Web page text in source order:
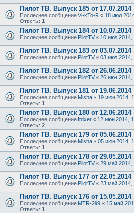
Пилот ТВ. Выпуск 185 от 17.07.2014
Последнее сообщение Vi-kTo-R « 18 июл
Ответы: 1
Пилот ТВ. Выпуск 184 от 10.07.2014
Последнее сообщение PilotTV « 10 июл 2014,
Пилот ТВ. Выпуск 183 от 03.07.2014
Последнее сообщение PilotTV « 03 июл 2014,
Пилот ТВ. Выпуск 182 от 26.06.2014
Последнее сообщение PilotTV « 26 июн 2014,
Пилот ТВ. Выпуск 181 от 19.06.2014
Последнее сообщение Misha « 19 июн 2014,
Ответы: 1
Пилот ТВ. Выпуск 180 от 12.06.2014
Последнее сообщение Itdxer « 12 июн 2014,
Ответы: 2
Пилот ТВ. Выпуск 179 от 05.06.2014
Последнее сообщение Misha « 05 июн 2014,
Ответы: 1
Пилот ТВ. Выпуск 178 от 29.05.2014
Последнее сообщение PilotTV « 29 май 2014,
Пилот ТВ. Выпуск 177 от 22.05.2014
Последнее сообщение PilotTV « 23 май 2014,
Пилот ТВ. Выпуск 176 от 15.05.2014
Последнее сообщение MTR-299 « 15 май
Ответы: 1